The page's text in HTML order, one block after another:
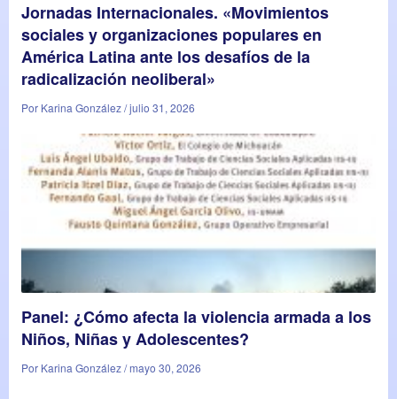
Jornadas Internacionales. «Movimientos
sociales y organizaciones populares en
América Latina ante los desafíos de la
radicalización neoliberal»
Por Karina González / julio 31, 2026
Panel: ¿Cómo afecta la violencia armada a los
Niños, Niñas y Adolescentes?
Por Karina González / mayo 30, 2026